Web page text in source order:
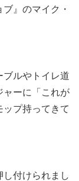
』のマイク・
ブルやトイレ道
ャーに「これが
プ持ってきて
付けられまし